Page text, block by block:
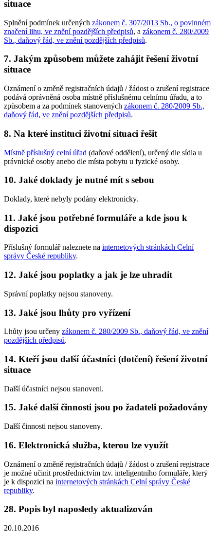
situace
Splnění podmínek určených zákonem č. 307/2013 Sb., o povinném
značení lihu, ve znění pozdějších předpisů, a zákonem č. 280/2009
Sb., daňový řád, ve znění pozdějších předpisů.
7. Jakým způsobem můžete zahájit řešení životní
situace
Oznámení o změně registračních údajů / žádost o zrušení registrace
podává oprávněná osoba místně příslušnému celnímu úřadu, a to
způsobem a za podmínek stanovených zákonem č. 280/2009 Sb.,
daňový řád, ve znění pozdějších předpisů.
8. Na které instituci životní situaci řešit
Místně příslušný celní úřad (daňové oddělení), určený dle sídla u
právnické osoby anebo dle místa pobytu u fyzické osoby.
10. Jaké doklady je nutné mít s sebou
Doklady, které nebyly podány elektronicky.
11. Jaké jsou potřebné formuláře a kde jsou k
dispozici
Příslušný formulář naleznete na internetových stránkách Celní
správy České republiky.
12. Jaké jsou poplatky a jak je lze uhradit
Správní poplatky nejsou stanoveny.
13. Jaké jsou lhůty pro vyřízení
Lhůty jsou určeny zákonem č. 280/2009 Sb., daňový řád, ve znění
pozdějších předpisů.
14. Kteří jsou další účastníci (dotčení) řešení životní
situace
Další účastníci nejsou stanoveni.
15. Jaké další činnosti jsou po žadateli požadovány
Další činnosti nejsou stanoveny.
16. Elektronická služba, kterou lze využít
Oznámení o změně registračních údajů / žádost o zrušení registrace
je možné učinit prostřednictvím tzv. inteligentního formuláře, který
je k dispozici na internetových stránkách Celní správy České
republiky.
28. Popis byl naposledy aktualizován
20.10.2016